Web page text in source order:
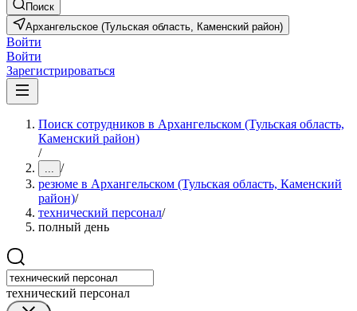
Поиск
Архангельское (Тульская область, Каменский район)
Войти
Войти
Зарегистрироваться
Поиск сотрудников в Архангельском (Тульская область,
Каменский район)
/
... /
резюме в Архангельском (Тульская область, Каменский
район)/
технический персонал/
полный день
технический персонал